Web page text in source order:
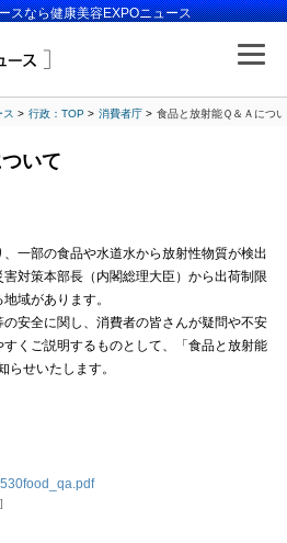
スなら健康美容EXPOニュース
行政：TOP 消費者庁 食品と放射能Ｑ＆Ａにつ
いて
一部の食品や水道水から放射性物質が検出
対策本部長（内閣総理大臣）から出荷制限
域があります。
安全に関し、消費者の皆さんが疑問や不安
くご説明するものとして、「食品と放射能
らせいたします。